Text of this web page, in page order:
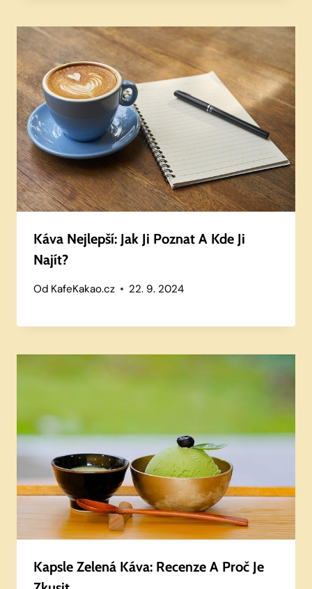
Káva Nejlepší: Jak Ji Poznat A Kde Ji
Najít?
Od KafeKakao.cz 22. 9. 2024
Kapsle Zelená Káva: Recenze A Proč Je